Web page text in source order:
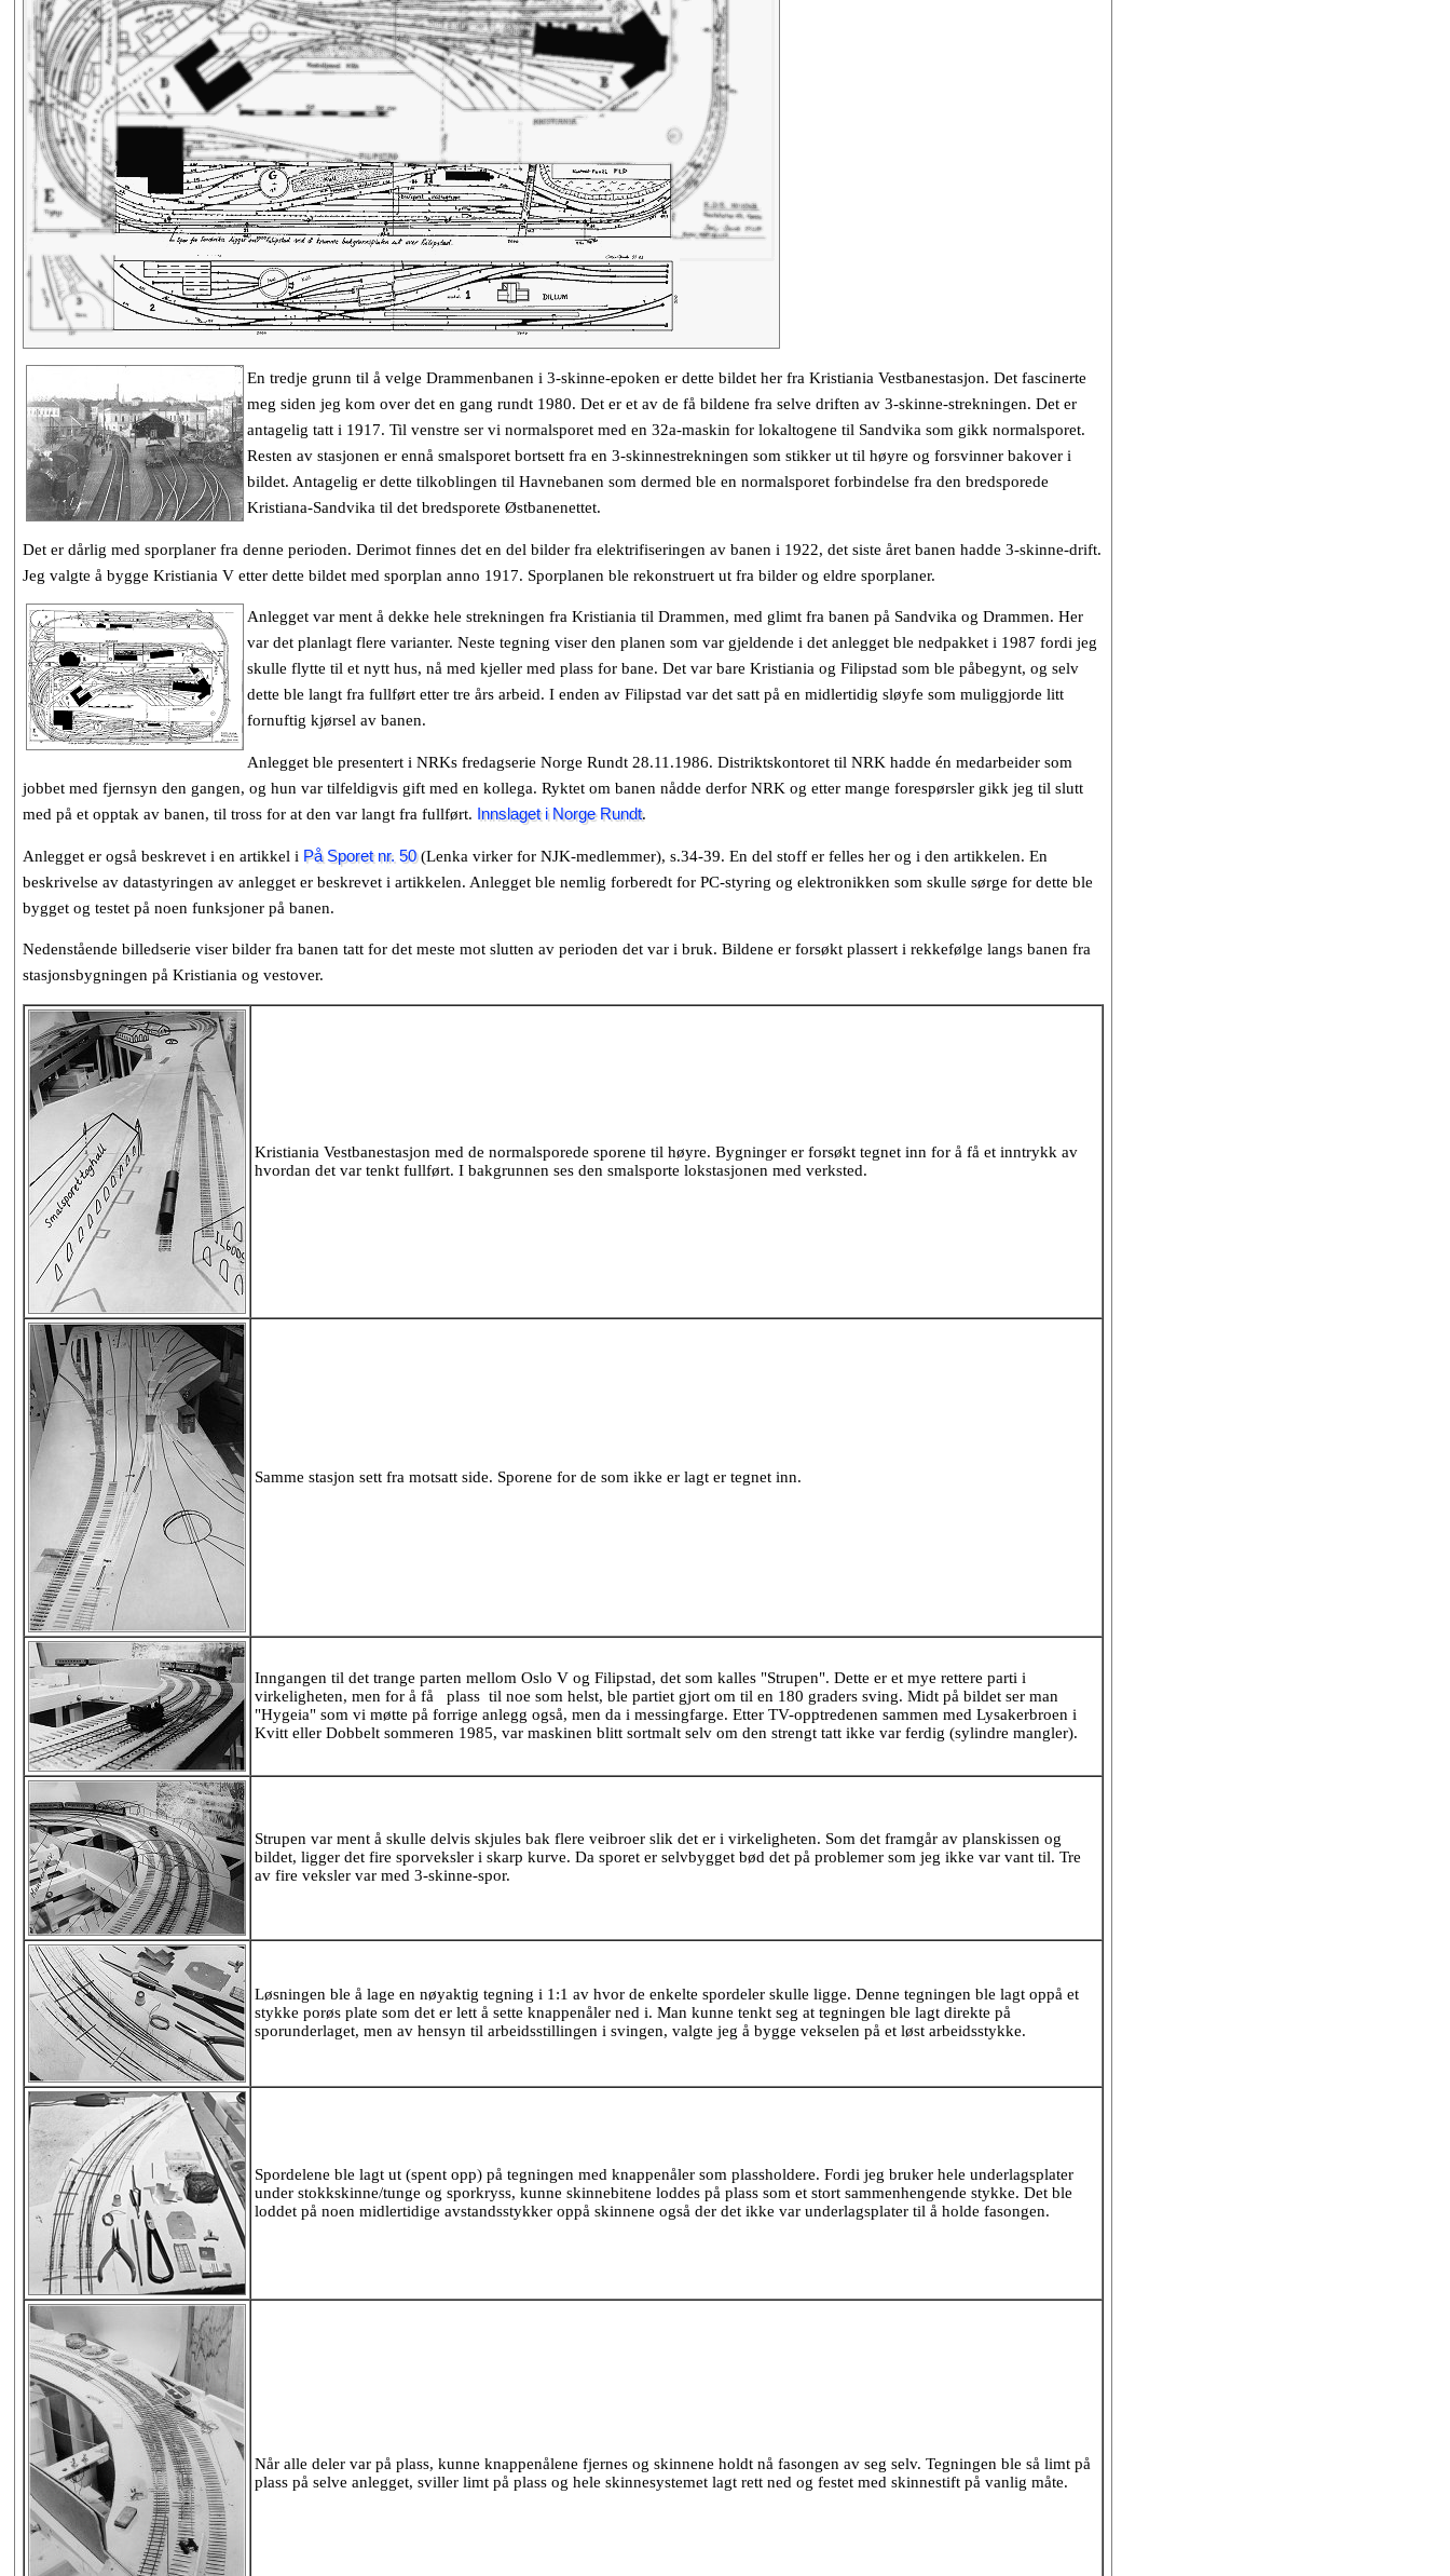
En tredje grunn til å velge Drammenbanen i 3-skinne-epoken er dette bildet her fra Kristiania Vestbanestasjon. Det fascinerte
meg siden jeg kom over det en gang rundt 1980. Det er et av de få bildene fra selve driften av 3-skinne-strekningen. Det er
antagelig tatt i 1917. Til venstre ser vi normalsporet med en 32a-maskin for lokaltogene til Sandvika som gikk normalsporet.
Resten av stasjonen er ennå smalsporet bortsett fra en 3-skinnestrekningen som stikker ut til høyre og forsvinner bakover i
bildet. Antagelig er dette tilkoblingen til Havnebanen som dermed ble en normalsporet forbindelse fra den bredsporede
Kristiana-Sandvika til det bredsporete Østbanenettet.
Det er dårlig med sporplaner fra denne perioden. Derimot finnes det en del bilder fra elektrifiseringen av banen i 1922, det siste året banen hadde 3-skinne-drift.
Jeg valgte å bygge Kristiania V etter dette bildet med sporplan anno 1917. Sporplanen ble rekonstruert ut fra bilder og eldre sporplaner.
Anlegget var ment å dekke hele strekningen fra Kristiania til Drammen, med glimt fra banen på Sandvika og Drammen. Her
var det planlagt flere varianter. Neste tegning viser den planen som var gjeldende i det anlegget ble nedpakket i 1987 fordi jeg
skulle flytte til et nytt hus, nå med kjeller med plass for bane. Det var bare Kristiania og Filipstad som ble påbegynt, og selv
dette ble langt fra fullført etter tre års arbeid. I enden av Filipstad var det satt på en midlertidig sløyfe som muliggjorde litt
fornuftig kjørsel av banen.
Anlegget ble presentert i NRKs fredagserie Norge Rundt 28.11.1986. Distriktskontoret til NRK hadde én medarbeider som
jobbet med fjernsyn den gangen, og hun var tilfeldigvis gift med en kollega. Ryktet om banen nådde derfor NRK og etter mange forespørsler gikk jeg til slutt
med på et opptak av banen, til tross for at den var langt fra fullført. Innslaget i Norge Rundt.
Anlegget er også beskrevet i en artikkel i På Sporet nr. 50(Lenka virker for NJK-medlemmer), s.34-39. En del stoff er felles her og i den artikkelen. En
beskrivelse av datastyringen av anlegget er beskrevet i artikkelen. Anlegget ble nemlig forberedt for PC-styring og elektronikken som skulle sørge for dette ble
bygget og testet på noen funksjoner på banen.
Nedenstående billedserie viser bilder fra banen tatt for det meste mot slutten av perioden det var i bruk. Bildene er forsøkt plassert i rekkefølge langs banen fra
stasjonsbygningen på Kristiania og vestover.
Kristiania Vestbanestasjon med de normalsporede sporene til høyre. Bygninger er forsøkt tegnet inn for å få et inntrykk av
hvordan det var tenkt fullført. I bakgrunnen ses den smalsporte lokstasjonen med verksted.
Samme stasjon sett fra motsatt side. Sporene for de som ikke er lagt er tegnet inn.
Inngangen til det trange parten mellom Oslo V og Filipstad, det som kalles "Strupen". Dette er et mye rettere parti i
virkeligheten, men for å få plass til noe som helst, ble partiet gjort om til en 180 graders sving. Midt på bildet ser man
"Hygeia" som vi møtte på forrige anlegg også, men da i messingfarge. Etter TV-opptredenen sammen med Lysakerbroen i
Kvitt eller Dobbelt sommeren 1985, var maskinen blitt sortmalt selv om den strengt tatt ikke var ferdig (sylindre mangler).
Strupen var ment å skulle delvis skjules bak flere veibroer slik det er i virkeligheten. Som det framgår av planskissen og
bildet, ligger det fire sporveksler i skarp kurve. Da sporet er selvbygget bød det på problemer som jeg ikke var vant til. Tre
av fire veksler var med 3-skinne-spor.
Løsningen ble å lage en nøyaktig tegning i 1:1 av hvor de enkelte spordeler skulle ligge. Denne tegningen ble lagt oppå et
stykke porøs plate som det er lett å sette knappenåler ned i. Man kunne tenkt seg at tegningen ble lagt direkte på
sporunderlaget, men av hensyn til arbeidsstillingen i svingen, valgte jeg å bygge vekselen på et løst arbeidsstykke.
Spordelene ble lagt ut (spent opp) på tegningen med knappenåler som plassholdere. Fordi jeg bruker hele underlagsplater
under stokkskinne/tunge og sporkryss, kunne skinnebitene loddes på plass som et stort sammenhengende stykke. Det ble
loddet på noen midlertidige avstandsstykker oppå skinnene også der det ikke var underlagsplater til å holde fasongen.
Når alle deler var på plass, kunne knappenålene fjernes og skinnene holdt nå fasongen av seg selv. Tegningen ble så limt på
plass på selve anlegget, sviller limt på plass og hele skinnesystemet lagt rett ned og festet med skinnestift på vanlig måte.